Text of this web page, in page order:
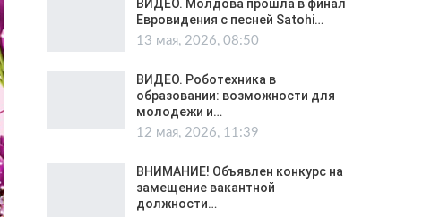
ВИДЕО. Молдова прошла в финал
Евровидения с песней Satohi…
13 мая, 2026, 08:50
ВИДЕО. Роботехника в
образовании: возможности для
молодежи и…
12 мая, 2026, 11:39
ВНИМАНИЕ! Объявлен конкурс на
замещение вакантной
должности…